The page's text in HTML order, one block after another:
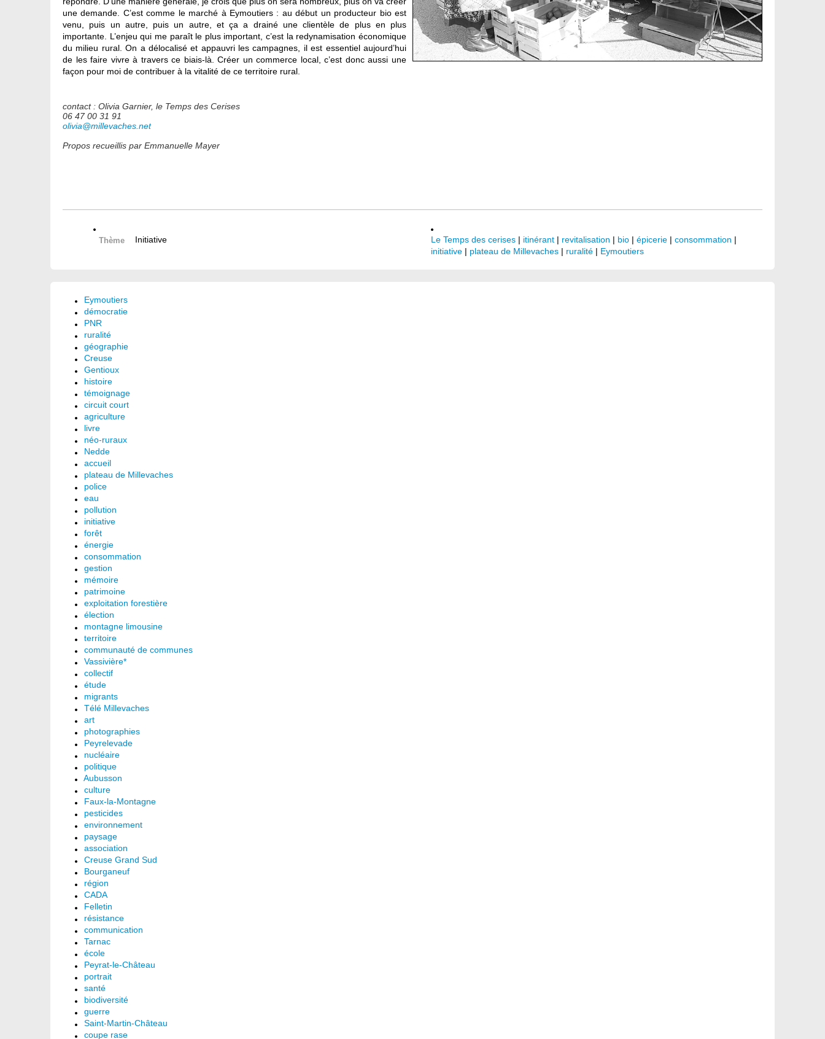
une demande. C’est comme le marché à Eymoutiers : au début un producteur bio est
venu, puis un autre, puis un autre, et ça a drainé une clientèle de plus en plus
importante. L’enjeu qui me paraît le plus important, c’est la redynamisation économique
du milieu rural. On a délocalisé et appauvri les campagnes, il est essentiel aujourd’hui
de les faire vivre à travers ce biais-là. Créer un commerce local, c’est donc aussi une
façon pour moi de contribuer à la vitalité de ce territoire rural.
contact : Olivia Garnier, le Temps des Cerises
06 47 00 31 91
olivia@millevaches.net
Propos recueillis par Emmanuelle Mayer
Thème Initiative Le Temps des cerises | itinérant | revitalisation | bio | épicerie | consommation |
initiative | plateau de Millevaches | ruralité | Eymoutiers
Eymoutiers
démocratie
PNR
ruralité
géographie
Creuse
Gentioux
histoire
témoignage
circuit court
agriculture
livre
néo-ruraux
Nedde
accueil
plateau de Millevaches
police
eau
pollution
initiative
forêt
énergie
consommation
gestion
mémoire
patrimoine
exploitation forestière
élection
montagne limousine
territoire
communauté de communes
Vassivière*
collectif
étude
migrants
Télé Millevaches
art
photographies
Peyrelevade
nucléaire
politique
Aubusson
culture
Faux-la-Montagne
pesticides
environnement
paysage
association
Creuse Grand Sud
Bourganeuf
région
CADA
Felletin
résistance
communication
Tarnac
école
Peyrat-le-Château
portrait
santé
biodiversité
guerre
Saint-Martin-Château
coupe rase